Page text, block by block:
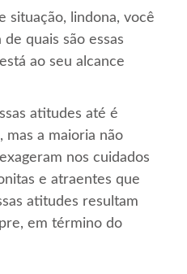
situação, lindona, você
quais são essas
ao seu alcance
atitudes até é
mas a maioria não
nos cuidados
e atraentes que
atitudes resultam
em término do